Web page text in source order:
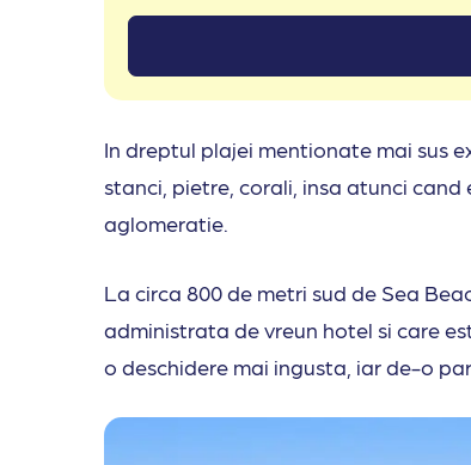
In dreptul plajei mentionate mai sus
stanci, pietre, corali, insa atunci
aglomeratie.
La circa 800 de metri sud de Sea
administrata de vreun hotel si care
o deschidere mai ingusta, iar de-o